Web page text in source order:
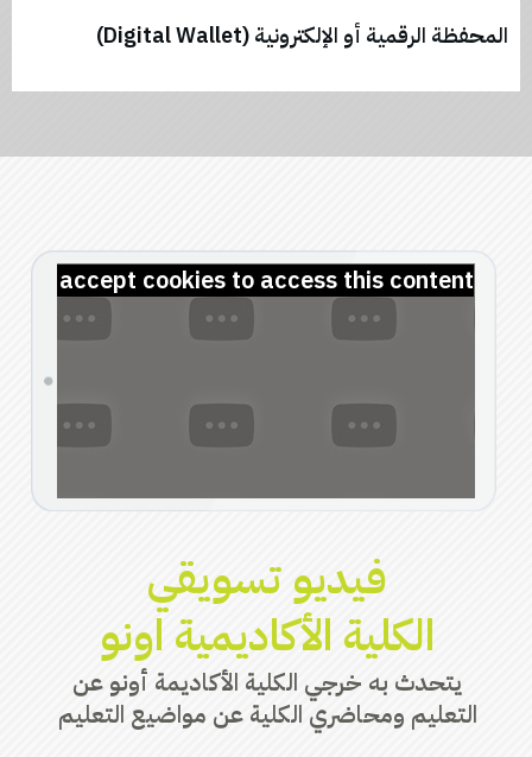
المحفظة الرقمية أو الإلكترونية (Digital Wallet)
accept cookies to access this content
فيديو تسويقي
الكلية الأكاديمية اونو
يتحدث به خرجي الكلية الأكاديمة أونو عن
التعليم ومحاضري الكلية عن مواضيع التعليم